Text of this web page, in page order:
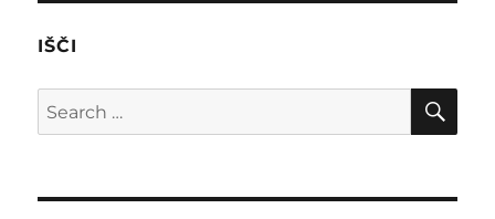
IŠČI
Search
for: